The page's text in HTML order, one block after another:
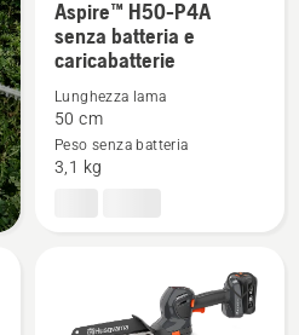
Vedi
maggiori
su
Aspire™
H50-
caricabatterie
Aspire™ H50-P4A
senza batteria e
caricabatterie
Lunghezza lama
50 cm
Peso senza batteria
3,1 kg